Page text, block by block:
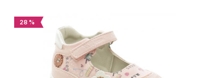
28 %